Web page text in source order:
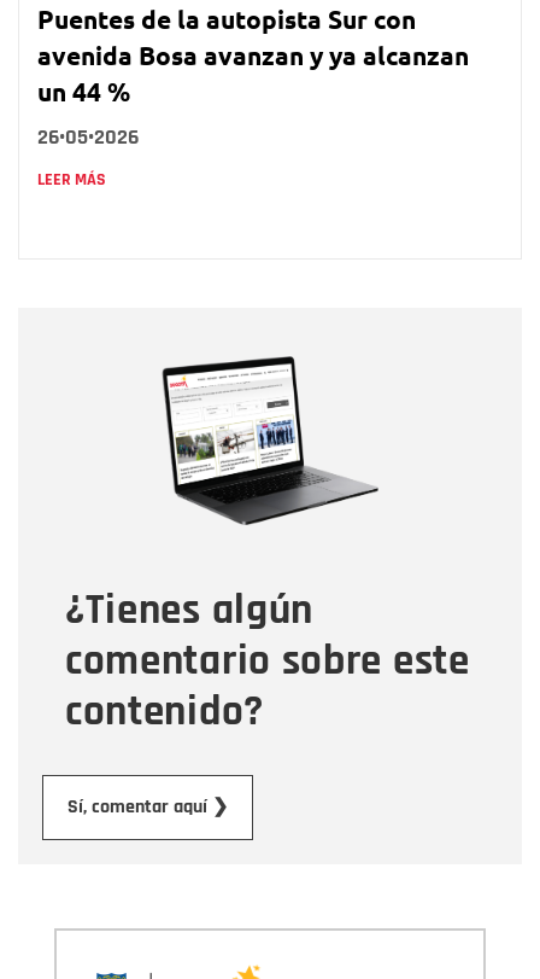
Puentes de la autopista Sur con
avenida Bosa avanzan y ya alcanzan
un 44 %
26•05•2026
LEER MÁS
¿Tienes algún
comentario sobre este
contenido?
Sí, comentar aquí ❯
Correo electrónico
Tipo de comentario
Mensaje